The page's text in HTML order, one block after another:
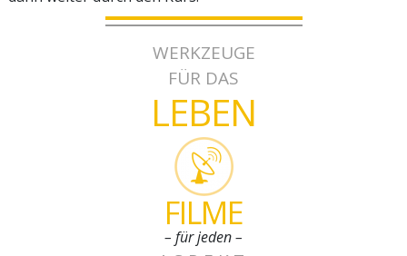
WERKZEUGE
FÜR DAS
LEBEN
FILME
– für jeden –